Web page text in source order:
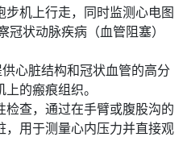
步机上行走，同时监测心电图
冠状动脉疾病（血管阻塞）
心脏结构和冠状血管的高分
的瘢痕组织。
检查，通过在手臂或腹股沟的
，用于测量心内压力并直接观